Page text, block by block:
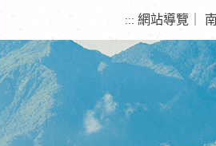
::: 網站導覽